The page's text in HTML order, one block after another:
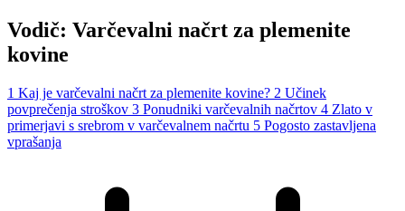
Vodič: Varčevalni načrt za plemenite
kovine
1 Kaj je varčevalni načrt za plemenite kovine? 2 Učinek
povprečenja stroškov 3 Ponudniki varčevalnih načrtov 4 Zlato v
primerjavi s srebrom v varčevalnem načrtu 5 Pogosto zastavljena
vprašanja